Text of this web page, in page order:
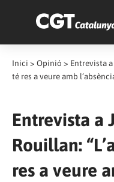
Inici > Opinió > Entrevista
té res a veure amb
Entrevista a
Rouillan:
res a veure